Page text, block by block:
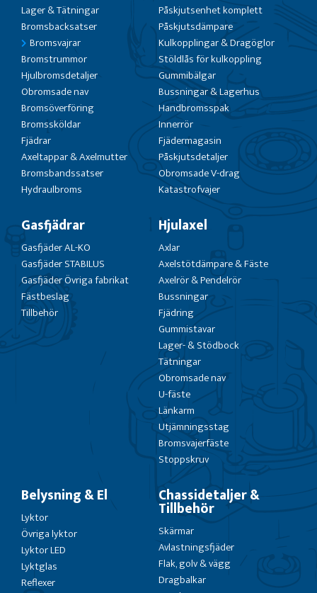
Lager & Tätningar
Bromsbacksatser
Bromsvajrar
Bromstrummor
Hjulbromsdetaljer
Obromsade nav
Bromsöverföring
Bromssköldar
Fjädrar
Axeltappar & Axelmutter
Bromsbandssatser
Hydraulbroms
Påskjutsenhet komplett
Påskjutsdämpare
Kulkopplingar & Dragöglor
Stöldlås för kulkoppling
Gummibälgar
Bussningar & Lagerhus
Handbromsspak
Innerrör
Fjädermagasin
Påskjutsdetaljer
Obromsade V-drag
Katastrofvajer
Gasfjädrar
Gasfjäder AL-KO
Gasfjäder STABILUS
Gasfjäder Övriga fabrikat
Fästbeslag
Tillbehör
Hjulaxel
Axlar
Axelstötdämpare & Fäste
Axelrör & Pendelrör
Bussningar
Fjädring
Gummistavar
Lager- & Stödbock
Tätningar
Obromsade nav
U-fäste
Länkarm
Utjämningsstag
Bromsvajerfäste
Stoppskruv
Belysning & El
Lyktor
Övriga lyktor
Lyktor LED
Lyktglas
Reflexer
Chassidetaljer &
Tillbehör
Skärmar
Avlastningsfjäder
Flak, golv & vägg
Dragbalkar